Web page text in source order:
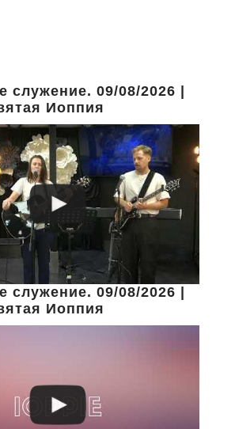
служение. 09/08/2026 |
Иоппия
служение. 09/08/2026 |
Иоппия